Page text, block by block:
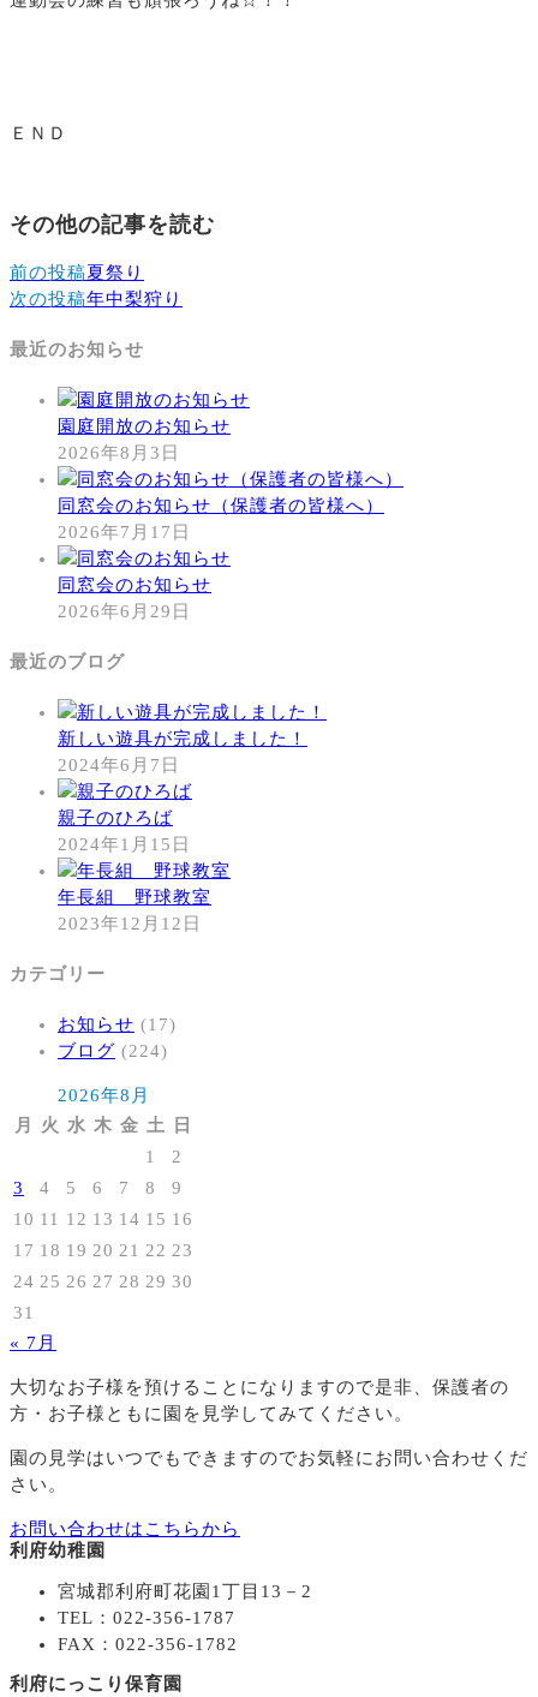
ＥＮＤ
その他の記事を読む
前の投稿夏祭り
次の投稿年中梨狩り
最近のお知らせ
園庭開放のお知らせ
2026年8月3日
同窓会のお知らせ（保護者の皆様へ）
2026年7月17日
同窓会のお知らせ
2026年6月29日
最近のブログ
新しい遊具が完成しました！
2024年6月7日
親子のひろば
2024年1月15日
年長組 野球教室
2023年12月12日
カテゴリー
お知らせ (17)
ブログ (224)
2026年8月
月
火 水 木 金 土
日
1
2
3
4 5 6 7 8
9
10 11 12 13 14 15 16
17 18 19 20 21 22 23
24 25 26 27 28 29 30
31
« 7月
大切なお子様を預けることになりますので是非、保護者の
方・お子様ともに園を見学してみてください。
園の見学はいつでもできますのでお気軽にお問い合わせくだ
さい。
お問い合わせはこちらから
利府幼稚園
宮城郡利府町花園1丁目13－2
TEL：022-356-1787
FAX：022-356-1782
利府にっこり保育園